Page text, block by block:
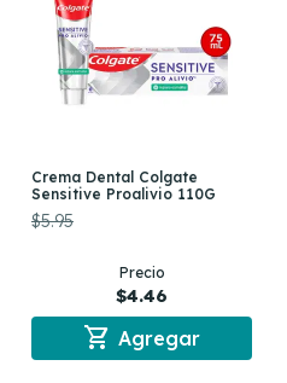
Crema Dental Colgate
Sensitive Proalivio 110G
$5.95
Precio
$4.46
shopping_cart Agregar